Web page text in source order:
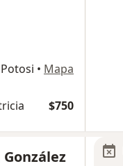
• Mapa
$750